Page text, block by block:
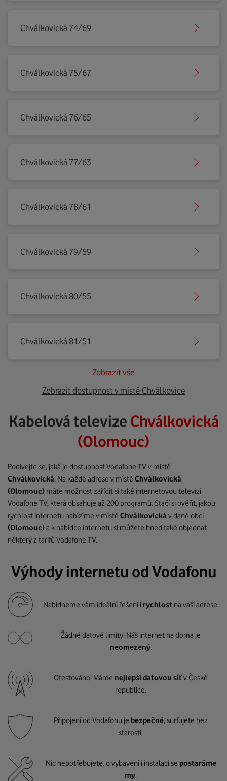
Chválkovická 74/69
Chválkovická 75/67
Chválkovická 76/65
Chválkovická 77/63
Chválkovická 78/61
Chválkovická 79/59
Chválkovická 80/55
Chválkovická 81/51
Zobrazit vše
Zobrazit dostupnost v místě Chválkovice
Kabelová televize Chválkovická
(Olomouc)
Podívejte se, jaká je dostupnost Vodafone TV v místě
Chválkovická. Na každé adrese v místě Chválkovická
(Olomouc) máte možnost zařídit si také internetovou televizi
Vodafone TV, která obsahuje až 200 programů. Stačí si ověřit, jakou
rychlost internetu nabízíme v místě Chválkovická v dané obci
(Olomouc)a k nabídce internetu si můžete hned také objednat
některý z tarifů Vodafone TV.
Výhody internetu od Vodafonu
Nabídneme vám ideální řešení i rychlost na vaší adrese.
Žádné datové limity! Náš internet na doma je
neomezený.
Otestováno! Máme nejlepší datovou síťv České
republice.
Připojení od Vodafonu je bezpečné, surfujete bez
starostí.
Nic nepotřebujete, o vybavení i instalaci se postaráme
my.